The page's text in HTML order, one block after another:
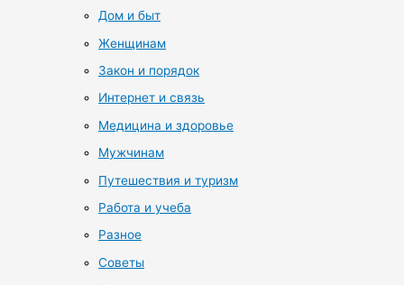
Дом и быт
Женщинам
Закон и порядок
Интернет и связь
Медицина и здоровье
Мужчинам
Путешествия и туризм
Работа и учеба
Разное
Советы